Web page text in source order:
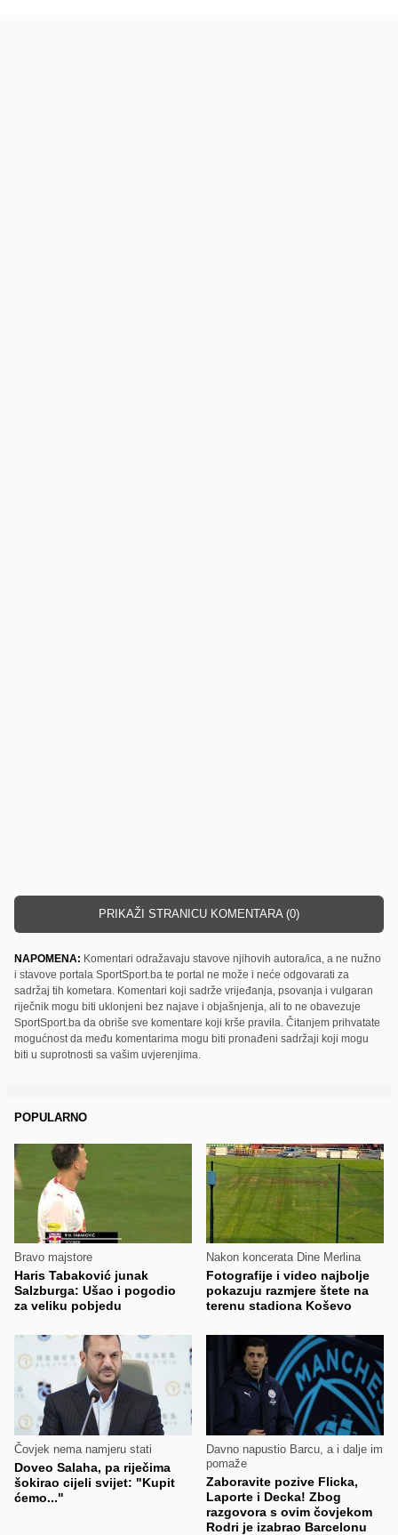
PRIKAŽI STRANICU KOMENTARA (0)
NAPOMENA: Komentari odražavaju stavove njihovih autora/ica, a ne nužno
i stavove portala SportSport.ba te portal ne može i neće odgovarati za
sadržaj tih kometara. Komentari koji sadrže vrijeđanja, psovanja i vulgaran
riječnik mogu biti uklonjeni bez najave i objašnjenja, ali to ne obavezuje
SportSport.ba da obriše sve komentare koji krše pravila. Čitanjem prihvatate
mogućnost da među komentarima mogu biti pronađeni sadržaji koji mogu
biti u suprotnosti sa vašim uvjerenjima.
POPULARNO
Bravo majstore
Haris Tabaković junak
Salzburga: Ušao i pogodio
za veliku pobjedu
Nakon koncerata Dine Merlina
Fotografije i video najbolje
pokazuju razmjere štete na
terenu stadiona Koševo
Čovjek nema namjeru stati
Doveo Salaha, pa riječima
šokirao cijeli svijet: "Kupit
ćemo..."
Davno napustio Barcu, a i dalje im
pomaže
Zaboravite pozive Flicka,
Laporte i Decka! Zbog
razgovora s ovim čovjekom
Rodri je izabrao Barcelonu